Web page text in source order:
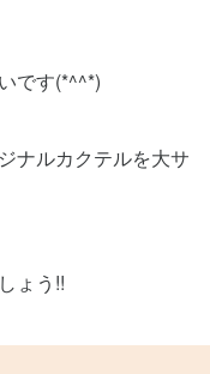
です(*^^*)
ナルカクテルを大サ
ょう!!